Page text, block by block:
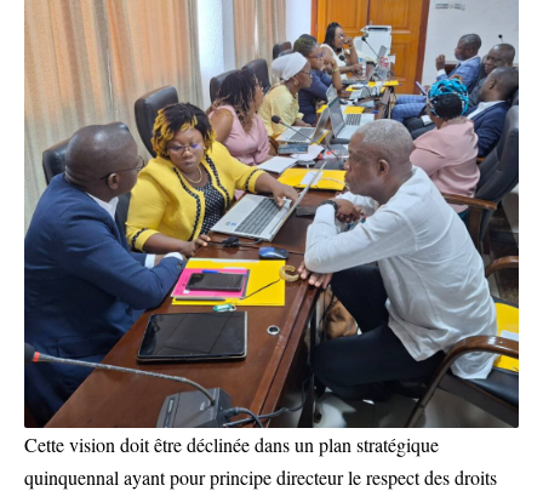
Cette vision doit être déclinée dans un plan stratégique
quinquennal ayant pour principe directeur le respect des droits